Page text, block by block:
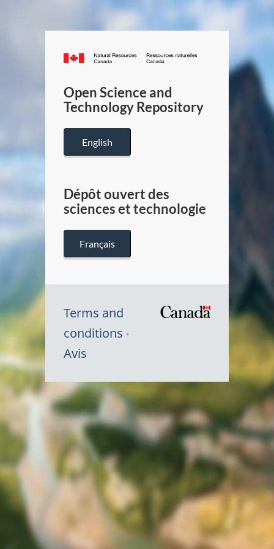
Canada.ca
/
Canada
Open Science and
Technology Repository
English
Dépôt ouvert des
sciences et technologie
Français
Terms and
conditions
Avis
Canada